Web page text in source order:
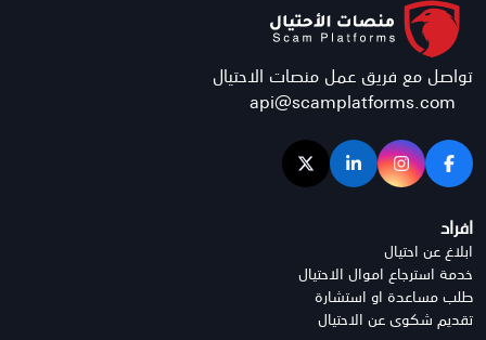
تواصل مع فريق عمل منصات الاحتيال
api@scamplatforms.com
افراد
ابلاغ عن احتيال
خدمة استرجاع اموال الاحتيال
طلب مساعدة او استشارة
تقديم شكوى عن الاحتيال